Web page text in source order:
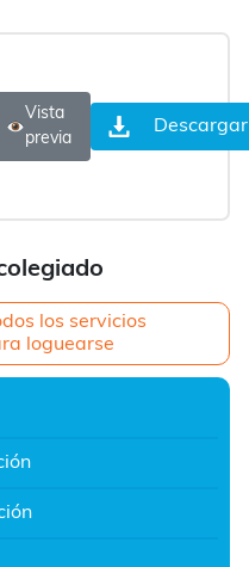
los servicios
loguearse
Vista
previa
Descargar